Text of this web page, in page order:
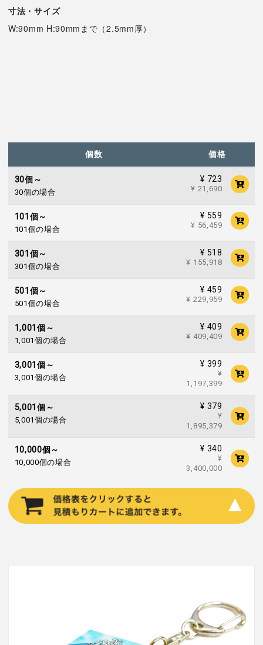
寸法・サイズ
W:90mm H:90mmまで（2.5mm厚）
個数 価格
30個～
30個の場合
¥ 723
¥ 21,690
101個～
101個の場合
¥ 559
¥ 56,459
301個～
301個の場合
¥ 518
¥ 155,918
501個～
501個の場合
¥ 459
¥ 229,959
1,001個～
1,001個の場合
¥ 409
¥ 409,409
3,001個～
3,001個の場合
¥ 399
¥
1,197,399
5,001個～
5,001個の場合
¥ 379
¥
1,895,379
10,000個～
10,000個の場合
¥ 340
¥
3,400,000